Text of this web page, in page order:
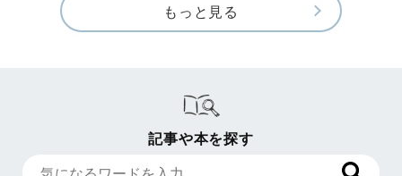
もっと見る
記事や本を探す